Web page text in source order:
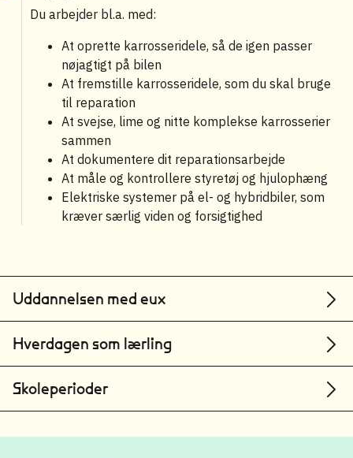
Du arbejder bl.a. med:
At oprette karrosseridele, så de igen passer
nøjagtigt på bilen
At fremstille karrosseridele, som du skal bruge
til reparation
At svejse, lime og nitte komplekse karrosserier
sammen
At dokumentere dit reparationsarbejde
At måle og kontrollere styretøj og hjulophæng
Elektriske systemer på el- og hybridbiler, som
kræver særlig viden og forsigtighed
Uddannelsen med eux
Hverdagen som lærling
Skoleperioder